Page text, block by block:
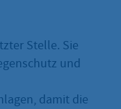
Stelle. Sie
und
damit die